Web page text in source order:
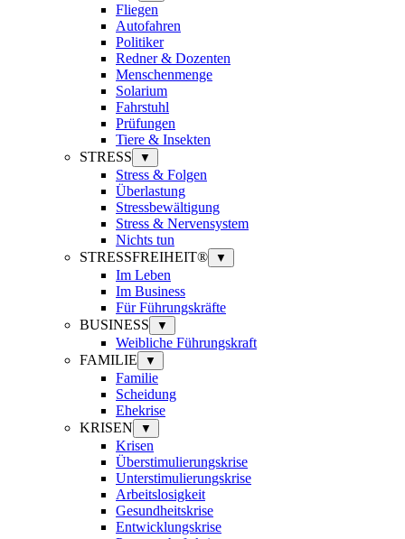
Fliegen
Autofahren
Politiker
Redner & Dozenten
Menschenmenge
Solarium
Fahrstuhl
Prüfungen
Tiere & Insekten
STRESS
▼
Stress & Folgen
Überlastung
Stressbewältigung
Stress & Nervensystem
Nichts tun
STRESSFREIHEIT®
▼
Im Leben
Im Business
Für Führungskräfte
BUSINESS
▼
Weibliche Führungskraft
FAMILIE
▼
Familie
Scheidung
Ehekrise
KRISEN
▼
Krisen
Überstimulierungskrise
Unterstimulierungskrise
Arbeitslosigkeit
Gesundheitskrise
Entwicklungskrise